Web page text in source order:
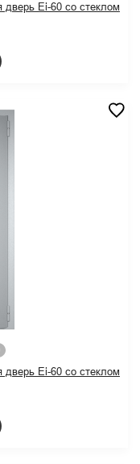
дверь Ei-60 со стеклом
дверь Ei-60 со стеклом